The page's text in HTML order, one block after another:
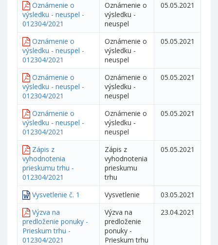
Oznámenie o
výsledku - neuspel -
012304/2021
Oznámenie o
výsledku -
neuspel
05.05.2021
Oznámenie o
výsledku - neuspel -
012304/2021
Oznámenie o
výsledku -
neuspel
05.05.2021
Oznámenie o
výsledku - neuspel -
012304/2021
Oznámenie o
výsledku -
neuspel
05.05.2021
Oznámenie o
výsledku - neuspel -
012304/2021
Oznámenie o
výsledku -
neuspel
05.05.2021
Zápis z
vyhodnotenia
prieskumu trhu -
012304/2021
Zápis z
vyhodnotenia
prieskumu
trhu
05.05.2021
Vysvetlenie č. 1 Vysvetlenie
03.05.2021
Výzva na
predloženie ponuky -
Prieskum trhu -
012304/2021
Výzva na
predloženie
ponuky -
Prieskum trhu
23.04.2021